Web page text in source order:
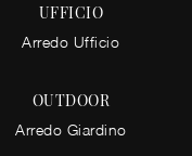
UFFICIO
Arredo Ufficio
OUTDOOR
Arredo Giardino